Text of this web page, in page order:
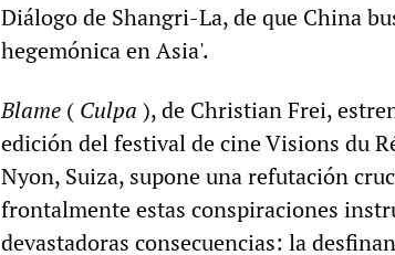
Diálogo de Shangri-La, de que China
hegemónica en Asia'.
Blame ( Culpa ), de Christian Frei,
edición del festival de cine Visions du
Nyon, Suiza, supone una refutación
frontalmente estas conspiraciones
devastadoras consecuencias: la